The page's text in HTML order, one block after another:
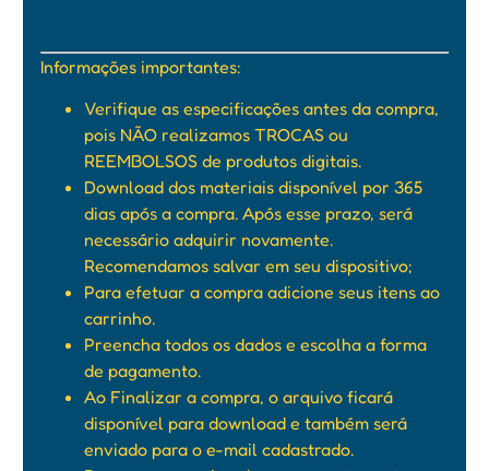
Informações importantes:
Verifique as especificações antes da compra,
pois NÃO realizamos TROCAS ou
REEMBOLSOS de produtos digitais.
Download dos materiais disponível por 365
dias após a compra. Após esse prazo, será
necessário adquirir novamente.
Recomendamos salvar em seu dispositivo;
Para efetuar a compra adicione seus itens ao
carrinho.
Preencha todos os dados e escolha a forma
de pagamento.
Ao Finalizar a compra, o arquivo ficará
disponível para download e também será
enviado para o e-mail cadastrado.